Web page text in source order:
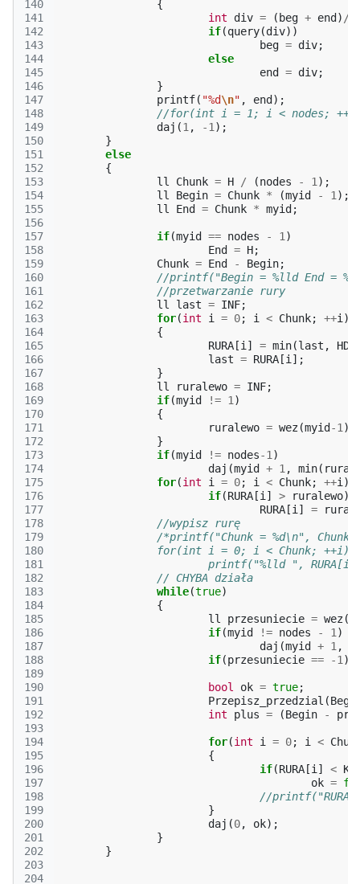
140
141
142
143
144
145
146
147
148
149
150
151
152
153
154
155
156
157
158
159
160
161
162
163
164
165
166
167
168
169
170
171
172
173
174
175
176
177
178
179
180
181
182
183
184
185
186
187
188
189
190
191
192
193
194
195
196
197
198
199
200
201
202
203
204
{
int
div = ( beg + end ) /
if(query(div))
beg = div;
else
end
= div;
}
printf( "%d\n" , end );
//for(int i = 1; i < nodes;
daj (1 , -1 );
}
else
{
ll
Chunk = H / (nodes - 1 );
ll
Begin = Chunk * (myid - 1 );
ll
End = Chunk * myid ;
if(myid == nodes - 1 )
End
= H;
Chunk = End - Begin;
//printf("Begin = %lld End =
//przetwarzanie rury
ll
last = INF;
for(int i = 0; i < Chunk; ++i )
{
RURA [i ] = min(last ,
last = RURA [i ];
}
ll
ruralewo = INF;
if(myid != 1 )
{
ruralewo = wez(myid -1 );
}
if(myid != nodes-1 )
daj (myid + 1 , min(
for(int i = 0; i < Chunk; ++i )
if(RURA [i ] > ruralewo)
RURA [i ] =
//wypisz rurę
/*printf("Chunk = %d\n",
		for(int i = 0; i < Chunk; ++i)
printf("%lld ",
// CHYBA działa
while(true)
{
ll
przesuniecie = wez(
if(myid != nodes - 1 )
daj (myid + 1 ,
if(przesuniecie == -1 )
bool ok = true;
Przepisz_przedzial (
int
plus = (Begin -
for(int i = 0; i <
{
if(RURA [i ] <
ok =
//
}
daj (0, ok);
}
}